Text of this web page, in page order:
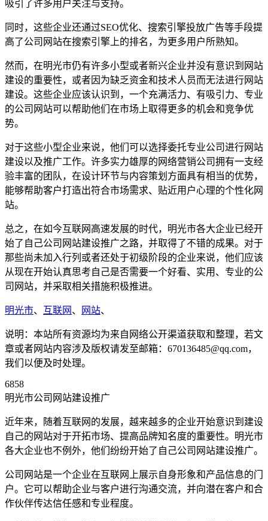
吸引了许多用户关注与支持。
同时，这些企业还通过SEO优化、搜索引擎投放广告等手段提
高了公司网站在搜索引擎上的排名，为更多用户所熟知。
然而，在明光市仍有许多小型或者新兴企业并没有意识到网站
建设的重要性，或者因为缺乏资金和技术人员而无法进行网站
建设。这些企业应该认识到，一个充满活力、有吸引力、专业
的公司网站可以帮助他们在市场上取得更多的机会和竞争优
势。
对于这些小型企业来说，他们可以选择委托专业公司进行网站
建设以及推广工作。许多实力雄厚的网络营销公司拥有一支经
验丰富的团队，在设计环节与内容策划方面具有相当的优势，
能够帮助客户打造出符合市场需求、贴近用户心理的个性化网
站。
总之，在如今互联网高速发展的时代，明光市各大企业已经开
始了自己公司网站建设推广之路，并取得了不错的成果。对于
那些尚未加入行列或者还处于初级阶段的企业来说，他们应该
从现在开始认真思考自己是否需要一个好看、实用、专业的公
司网站，并采取相关措施积极推进。
明光市、 互联网 、 网站、
说明：本站所有资源均为来自网络公开渠道获取和整理，若文
章或者网站内容涉及版权请发至邮箱：670136485@qq.com，
我们以便及时处理。
6858
明光市公司网站建设推广
近年来，随着互联网的发展，越来越多的企业开始意识到建设
自己的网站对于开拓市场、提高品牌知名度的重要性。明光市
各大企业也不例外，他们纷纷开始了自己公司网站建设推广。
公司网站是一个企业在互联网上展示自身形象和产品信息的门
户。它可以帮助企业与客户进行沟通交流，并向潜在客户和合
作伙伴传达信任感和专业程度。